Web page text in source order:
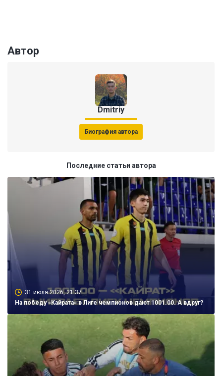
Автор
Dmitriy
Биография автора
Последние статьи автора
31 июля 2026, 21:37
На победу «Кайрата» в Лиге чемпионов дают 1001.00. А вдруг?